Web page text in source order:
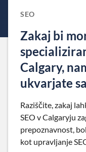
SEO
Zakaj bi
Calgary,
ukvarjate
Raziščite, zakaj
SEO v Calgaryju
prepoznavnost,
kot upravljanje